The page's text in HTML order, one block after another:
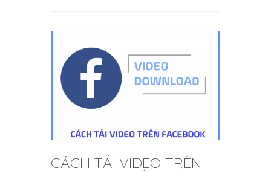
CÁCH TẢI VIDEO TRÊN